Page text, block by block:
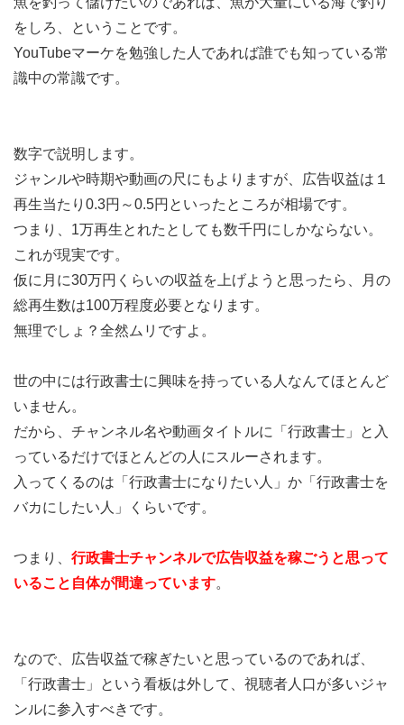
をしろ、ということです。
YouTubeマーケを勉強した人であれば誰でも知っている常
識中の常識です。
数字で説明します。
ジャンルや時期や動画の尺にもよりますが、広告収益は１
再生当たり0.3円～0.5円といったところが相場です。
つまり、1万再生とれたとしても数千円にしかならない。
これが現実です。
仮に月に30万円くらいの収益を上げようと思ったら、月の
総再生数は100万程度必要となります。
無理でしょ？全然ムリですよ。
世の中には行政書士に興味を持っている人なんてほとんど
いません。
だから、チャンネル名や動画タイトルに「行政書士」と入
っているだけでほとんどの人にスルーされます。
入ってくるのは「行政書士になりたい人」か「行政書士を
バカにしたい人」くらいです。
つまり、 行政書士チャンネルで広告収益を稼ごうと思って
いること自体が間違っています。
なので、広告収益で稼ぎたいと思っているのであれば、
「行政書士」という看板は外して、視聴者人口が多いジャ
ンルに参入すべきです。